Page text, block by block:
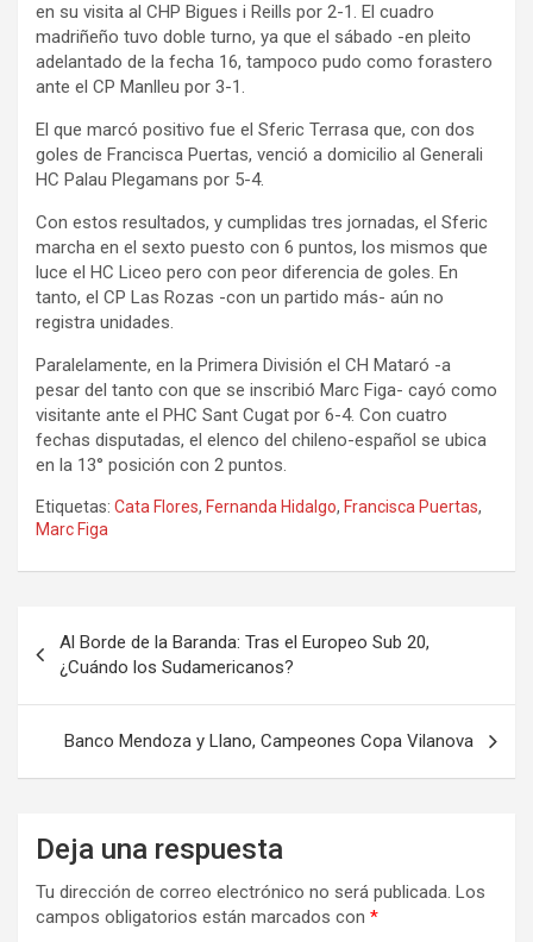
en su visita al CHP Bigues i Reills por 2-1. El cuadro
madriñeño tuvo doble turno, ya que el sábado -en pleito
adelantado de la fecha 16, tampoco pudo como forastero
ante el CP Manlleu por 3-1.
El que marcó positivo fue el Sferic Terrasa que, con dos
goles de Francisca Puertas, venció a domicilio al Generali
HC Palau Plegamans por 5-4.
Con estos resultados, y cumplidas tres jornadas, el Sferic
marcha en el sexto puesto con 6 puntos, los mismos que
luce el HC Liceo pero con peor diferencia de goles. En
tanto, el CP Las Rozas -con un partido más- aún no
registra unidades.
Paralelamente, en la Primera División el CH Mataró -a
pesar del tanto con que se inscribió Marc Figa- cayó como
visitante ante el PHC Sant Cugat por 6-4. Con cuatro
fechas disputadas, el elenco del chileno-español se ubica
en la 13° posición con 2 puntos.
Etiquetas: Cata Flores, Fernanda Hidalgo, Francisca Puertas,
Marc Figa
de
entradas
Al Borde de la Baranda: Tras el Europeo Sub 20,
¿Cuándo los Sudamericanos?
Banco Mendoza y Llano, Campeones Copa Vilanova
Deja una respuesta
Tu dirección de correo electrónico no será publicada. Los
campos obligatorios están marcados con *